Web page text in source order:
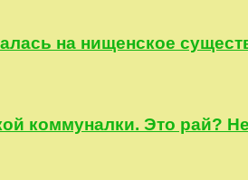
на нищенское
коммуналки. Это рай?